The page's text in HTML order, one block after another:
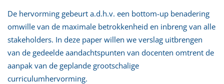
De hervorming gebeurt a.d.h.v. een bottom-up benadering
omwille van de maximale betrokkenheid en inbreng van alle
stakeholders. In deze paper willen we verslag uitbrengen
van de gedeelde aandachtspunten van docenten omtrent de
aanpak van de geplande grootschalige
curriculumhervorming.